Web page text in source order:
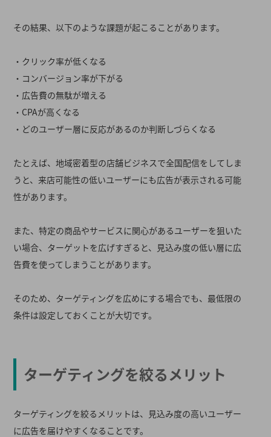
その結果、以下のような課題が起こることがあります。
・クリック率が低くなる
・コンバージョン率が下がる
・広告費の無駄が増える
・CPAが高くなる
・どのユーザー層に反応があるのか判断しづらくなる
たとえば、地域密着型の店舗ビジネスで全国配信をしてしま
うと、来店可能性の低いユーザーにも広告が表示される可能
性があります。
また、特定の商品やサービスに関心があるユーザーを狙いた
い場合、ターゲットを広げすぎると、見込み度の低い層に広
告費を使ってしまうことがあります。
そのため、ターゲティングを広めにする場合でも、最低限の
条件は設定しておくことが大切です。
ターゲティングを絞るメリット
ターゲティングを絞るメリットは、見込み度の高いユーザー
に広告を届けやすくなることです。